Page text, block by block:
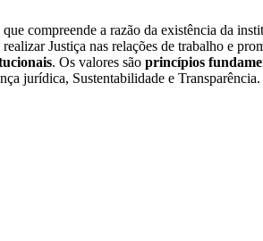
compreende a razão da existência da
Justiça nas relações de trabalho e
. Os valores são princípios
jurídica, Sustentabilidade e Transparência.